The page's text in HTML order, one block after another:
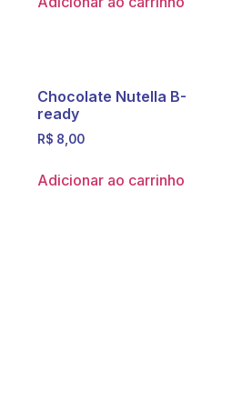
Chocolate Nutella B-
ready
R$ 8,00
Adicionar ao carrinho